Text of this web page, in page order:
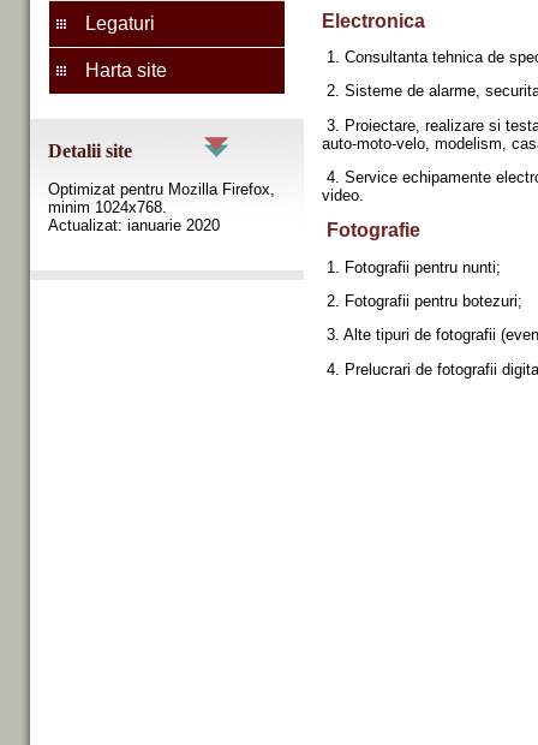
Legaturi
Harta site
Detalii site
Optimizat pentru Mozilla Firefox,
minim 1024x768.
Actualizat: ianuarie 2020
1. Consultanta tehnica de
2. Sisteme de alarme,
3. Proiectare, realizare si
auto-moto-velo, modelism,
4. Service echipamente
video.
Fotografie
1. Fotografii pentru nunti;
2. Fotografii pentru botezuri;
3. Alte tipuri de fotografii
4. Prelucrari de fotografii